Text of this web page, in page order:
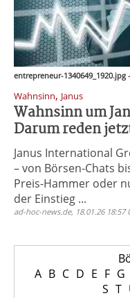
entrepreneur-1340649_1920.jpg
Wahnsinn, Janus
Wahnsinn um
Darum reden
Janus International
– von Börsen-Chats
Preis-Hammer oder
der Einstieg ...
ad-hoc-news.de, 18.01.26 18:57
A B C D E F G
S T